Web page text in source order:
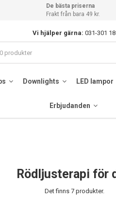
De bästa priserna
Frakt från bara 49 kr.
Vi hjälper gärna: 031-301
Downlights LED lampor
Erbjudanden
Rödljusterapi för
Det finns 7 produkter.